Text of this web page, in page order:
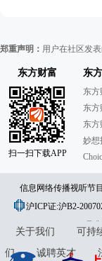
郑重声明： 用户在社区发
东方财富
扫一扫下载APP
东
东方
东方
东方
妙想
信息网络传播视听节
沪ICP证:沪B2-
31010402000120号
关于我们 可持
们
诚聘英才